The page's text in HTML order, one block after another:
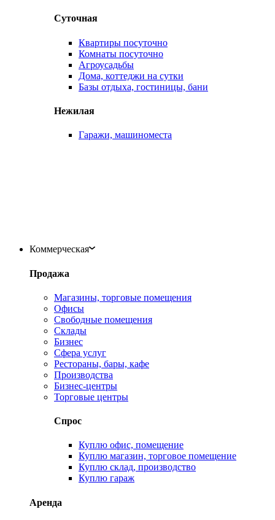
Суточная
Квартиры посуточно
Комнаты посуточно
Агроусадьбы
Дома, коттеджи на сутки
Базы отдыха, гостиницы, бани
Нежилая
Гаражи, машиноместа
Коммерческая
Продажа
Магазины, торговые помещения
Офисы
Свободные помещения
Склады
Бизнес
Сфера услуг
Рестораны, бары, кафе
Производства
Бизнес-центры
Торговые центры
Спрос
Куплю офис, помещение
Куплю магазин, торговое помещение
Куплю склад, производство
Куплю гараж
Аренда